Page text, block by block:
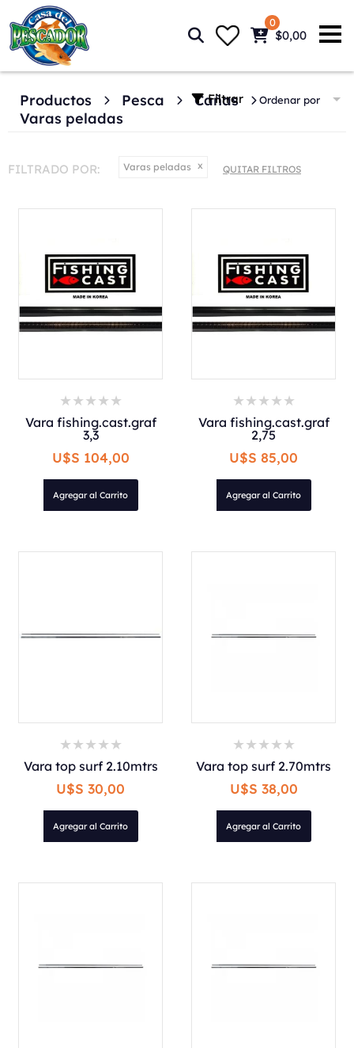
0
$0,00
Productos Pesca
Cañas
Varas peladas
Filtrar Ordenar por
FILTRADO POR: Varas peladas QUITAR FILTROS
Vara fishing.cast.graf
3,3
U$S 104,00
Agregar al Carrito
Vara fishing.cast.graf
2,75
U$S 85,00
Agregar al Carrito
Vara top surf 2.10mtrs
U$S 30,00
Agregar al Carrito
Vara top surf 2.70mtrs
U$S 38,00
Agregar al Carrito